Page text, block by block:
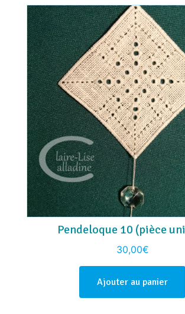
Pendeloque 10 (pièce
30,00€
Ajouter au panier